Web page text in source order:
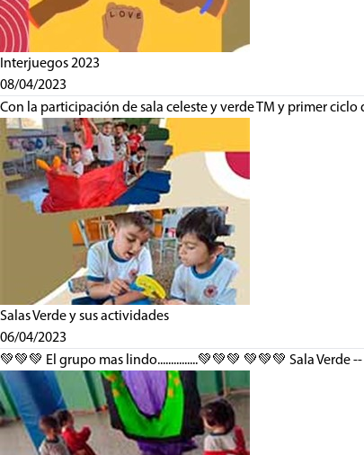
Interjuegos 2023
08/04/2023
Con la participación de sala celeste y verde TM y primer
Salas Verde y sus actividades
06/04/2023
💚💚💚 El grupo mas lindo...............💚💚💚 💚💚💚 Sala Verde